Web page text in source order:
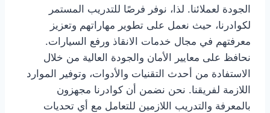
الجودة لعملائنا. لذا، نوفر فرصًا للتدريب المستمر
لكوادرنا، حيث نعمل على تطوير مهاراتهم وتعزيز
معرفتهم في مجال خدمات الانقاذ ورفع السيارات.
نحافظ على معايير الأمان والجودة العالية من خلال
الاستفادة من أحدث التقنيات والأدوات، وتوفير الموارد
اللازمة لفريقنا. نحن نضمن أن كوادرنا مجهزون
بالمعرفة والتدريب اللازمين للتعامل مع أي تحديات